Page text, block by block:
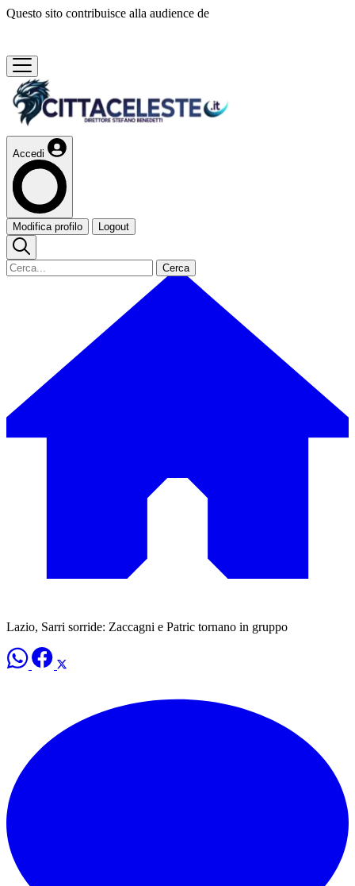
Questo sito contribuisce alla audience de
Accedi
Modifica profilo Logout
Cerca
Lazio, Sarri sorride: Zaccagni e Patric tornano in gruppo